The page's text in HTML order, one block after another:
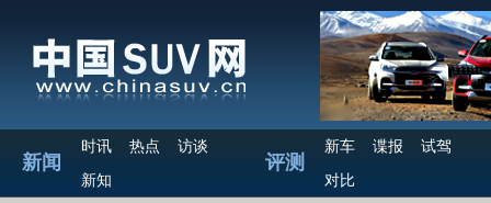
新闻
时讯 热点
访谈
新知
评测
新车 谍报
试驾
对比